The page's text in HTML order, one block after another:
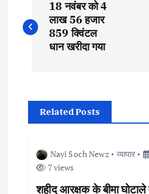
o
n
18 नवंबर को 4
लाख 56 हजार
859 क्विंटल
धान खरीदा गया
Related Posts
Nayi Soch Newz व्यापार
7 views
शहीद आरक्षक के बीमा घोटाले